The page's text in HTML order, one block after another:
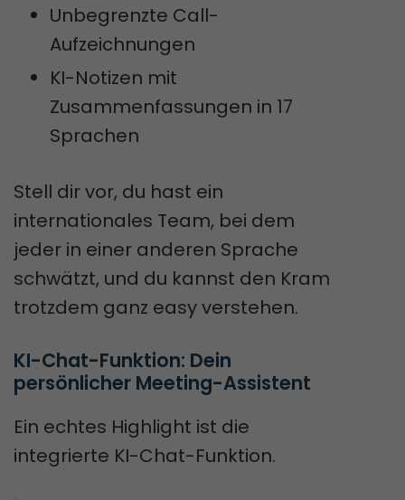
Unbegrenzte Call-
Aufzeichnungen
KI-Notizen mit
Zusammenfassungen in 17
Sprachen
Stell dir vor, du hast ein
internationales Team, bei dem
jeder in einer anderen Sprache
schwätzt, und du kannst den Kram
trotzdem ganz easy verstehen.
KI-Chat-Funktion: Dein
persönlicher Meeting-Assistent
Ein echtes Highlight ist die
integrierte KI-Chat-Funktion.